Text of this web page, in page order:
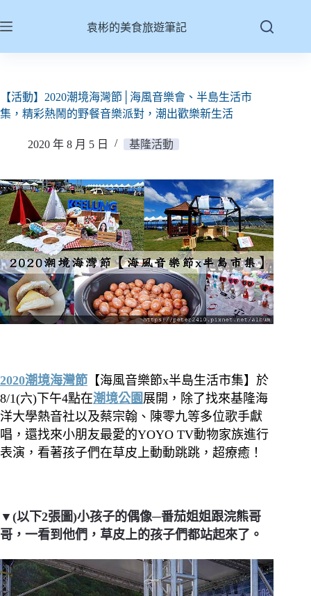
至
容
袁彬的美食旅遊筆記
【活動】2020潮境海灣節│海風音樂會、半島生活市
集，精彩熱鬧的野餐音樂派對，潮出歡樂新生活
2020 年 8 月 5 日 基隆活動
2020潮境海灣節 【海風音樂節x半島生活市集】於
8/1(六)下午4點在潮境公園 展開，除了找來基隆海
洋大學熱音社以及蔡宗翰、陳零九等多位歌手獻
唱，還找來小朋友最愛的YOYO TV動物家族進行
表演，看著孩子們在草皮上動動跳跳，超療癒！
▼(以下2張圖)小孩子的偶像─番茄姐姐跟浣熊哥
哥，一看到他們，草皮上的孩子們都站起來了。